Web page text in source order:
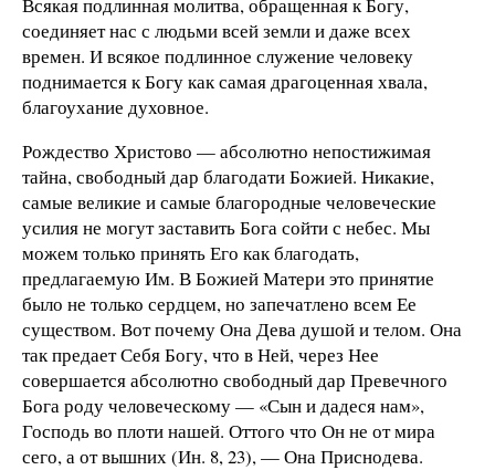
соединяет нас с людьми всей земли и даже всех
времен. И всякое подлинное служение человеку
поднимается к Богу как самая драгоценная хвала,
благоухание духовное.
Рождество Христово — абсолютно непостижимая
тайна, свободный дар благодати Божией. Никакие,
самые великие и самые благородные человеческие
усилия не могут заставить Бога сойти с небес. Мы
можем только принять Его как благодать,
предлагаемую Им. В Божией Матери это принятие
было не только сердцем, но запечатлено всем Ее
существом. Вот почему Она Дева душой и телом. Она
так предает Себя Богу, что в Ней, через Нее
совершается абсолютно свободный дар Превечного
Бога роду человеческому — «Сын и дадеся нам»,
Господь во плоти нашей. Оттого что Он не от мира
сего, а от вышних (Ин. 8, 23), — Она Приснодева.